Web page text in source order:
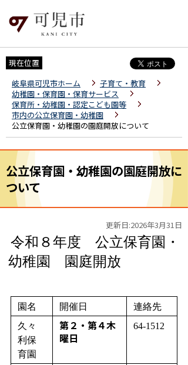
現在位置
岐阜県可児市ホーム
子育て・教育
幼稚園・保育園・保育サービス
保育所・幼稚園・認定こども園等
市内の公立保育園・幼稚園
公立保育園・幼稚園の園庭開放について
公立保育園・幼稚園の園庭開放に
ついて
更新日:2026年3月31日
令和８年度 公立保育園・
幼稚園 園庭開放
園名 開催日
連絡先
久々
利保
育園
第２・第４木
曜日
64-1512